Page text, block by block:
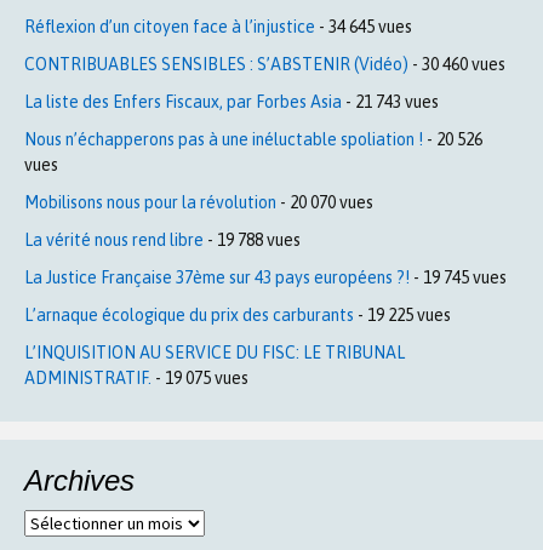
Réflexion d’un citoyen face à l’injustice - 34 645 vues
CONTRIBUABLES SENSIBLES : S’ABSTENIR (Vidéo) - 30 460 vues
La liste des Enfers Fiscaux, par Forbes Asia - 21 743 vues
Nous n’échapperons pas à une inéluctable spoliation ! - 20 526
vues
Mobilisons nous pour la révolution - 20 070 vues
La vérité nous rend libre - 19 788 vues
La Justice Française 37ème sur 43 pays européens ?! - 19 745 vues
L’arnaque écologique du prix des carburants - 19 225 vues
L’INQUISITION AU SERVICE DU FISC: LE TRIBUNAL
ADMINISTRATIF. - 19 075 vues
Archives
Archives